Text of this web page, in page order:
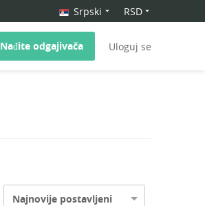
Srpski RSD
Nađite odgajivača Uloguj se
Najnovije postavljeni